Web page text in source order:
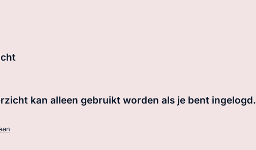
kan alleen gebruikt worden als je bent ingelogd.